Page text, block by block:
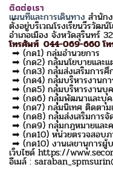
ติดต่อเรา
แผนที่และการเดินทางสำนัก
ตั้งอยู่บริเวณโรงเรียนวีรวัฒ
อำเภอเมือง จังหวัดสุรินทร์
โทรศัพท์ 044-069-660 โ
➡ (กด1) กลุ่มอำนวยการ
➡ (กด2) กลุ่มนโยบายและ
➡ (กด3) กลุ่มส่งเสริมการศึ
➡ (กด4) กลุ่มบริหารงานกา
➡ (กด5) กลุ่มบริหารงานบุ
➡ (กด6) กลุ่มพัฒนาและบุค
➡ (กด7) กลุ่มนิเทศ ติดตาม
➡ (กด8) กลุ่มส่งเสริมการจั
➡ (กด9) กลุ่มกฎหมายและ
➡ (กด10) หน่วยตรวจสอบภ
➡ (กด10) งานเลขานุการผู้
เว็บไซด์ https://
อีเมล์ :